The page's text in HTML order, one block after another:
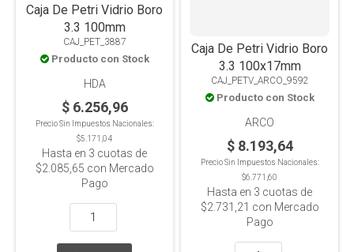
Caja De Petri Vidrio Boro
3.3 100mm
CAJ_PET_3887
Producto con Stock
HDA
$ 6.256,96
Precio Sin Impuestos Nacionales:
$5.171,04
Hasta en 3 cuotas de
$2.085,65 con Mercado
Pago
Caja De Petri Vidrio Boro
3.3 100x17mm
CAJ_PETV_ARCO_9592
Producto con Stock
ARCO
$ 8.193,64
Precio Sin Impuestos Nacionales:
$6.771,60
Hasta en 3 cuotas de
$2.731,21 con Mercado
Pago